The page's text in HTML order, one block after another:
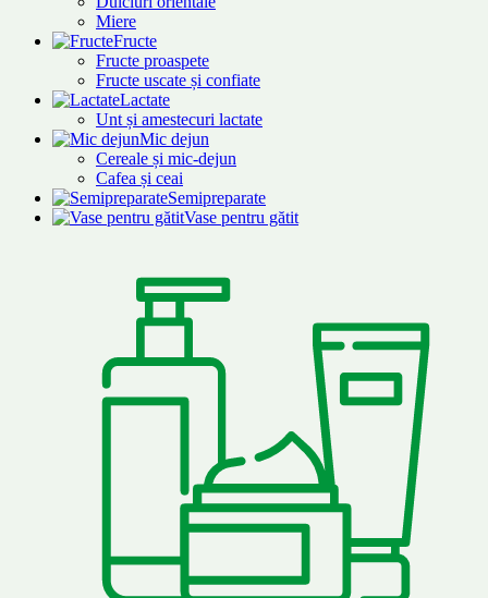
Miere
Fructe
Fructe proaspete
Fructe uscate și confiate
Lactate
Unt și amestecuri lactate
Mic dejun
Cereale și mic-dejun
Cafea și ceai
Semipreparate
Vase pentru gătit